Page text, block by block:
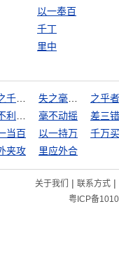
以一奉百
千丁
里中
之乎
毫不动摇
差三
当百 以一持万
千万
夹攻 里应外合
关于我们 | 联系方式|
粤ICP备